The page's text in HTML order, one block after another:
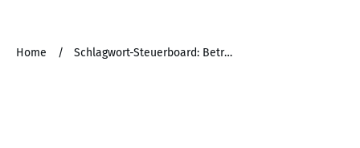
Home / Schlagwort-Steuerboard: Betriebsprüfungen